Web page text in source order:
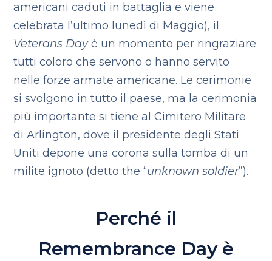
americani caduti in battaglia e viene
celebrata l’ultimo lunedì di Maggio), il
Veterans Dayè un momento per ringraziare
tutti coloro che servono o hanno servito
nelle forze armate americane. Le cerimonie
si svolgono in tutto il paese, ma la cerimonia
più importante si tiene al Cimitero Militare
di Arlington, dove il presidente degli Stati
Uniti depone una corona sulla tomba di un
milite ignoto (detto the “unknown soldier”).
Perché il
Remembrance Day è